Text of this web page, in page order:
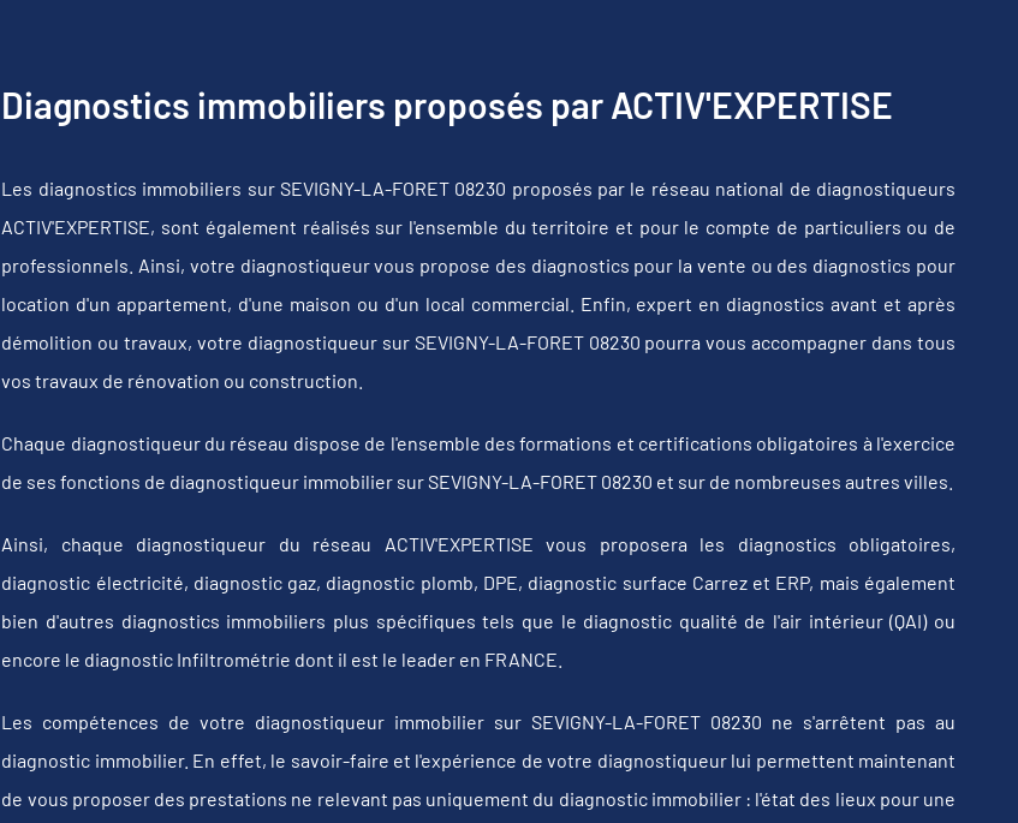
Diagnostics immobiliers proposés par ACTIV'EXPERTISE
Les diagnostics immobiliers sur SEVIGNY-LA-FORET 08230 proposés par le réseau national de diagnostiqueurs
ACTIV'EXPERTISE, sont également réalisés sur l'ensemble du territoire et pour le compte de particuliers ou de
professionnels. Ainsi, votre diagnostiqueur vous propose des diagnostics pour la vente ou des diagnostics pour
location d'un appartement, d'une maison ou d'un local commercial. Enfin, expert en diagnostics avant et après
démolition ou travaux, votre diagnostiqueur sur SEVIGNY-LA-FORET 08230 pourra vous accompagner dans tous
vos travaux de rénovation ou construction.
Chaque diagnostiqueur du réseau dispose de l'ensemble des formations et certifications obligatoires à l'exercice
de ses fonctions de diagnostiqueur immobilier sur SEVIGNY-LA-FORET 08230 et sur de nombreuses autres villes.
Ainsi, chaque diagnostiqueur du réseau ACTIV'EXPERTISE vous proposera les diagnostics obligatoires,
diagnostic électricité, diagnostic gaz, diagnostic plomb, DPE, diagnostic surface Carrez et ERP, mais également
bien d'autres diagnostics immobiliers plus spécifiques tels que le diagnostic qualité de l'air intérieur (QAI) ou
encore le diagnostic Infiltrométrie dont il est le leader en FRANCE.
Les compétences de votre diagnostiqueur immobilier sur SEVIGNY-LA-FORET 08230 ne s'arrêtent pas au
diagnostic immobilier. En effet, le savoir-faire et l'expérience de votre diagnostiqueur lui permettent maintenant
de vous proposer des prestations ne relevant pas uniquement du diagnostic immobilier : l'état des lieux pour une